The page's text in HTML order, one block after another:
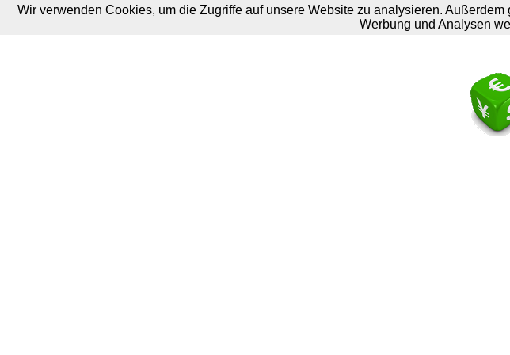
M. Brodski Software
Wir verwenden Cookies, um die Zugriffe auf unsere Website zu analysieren.
Werbung und Analysen